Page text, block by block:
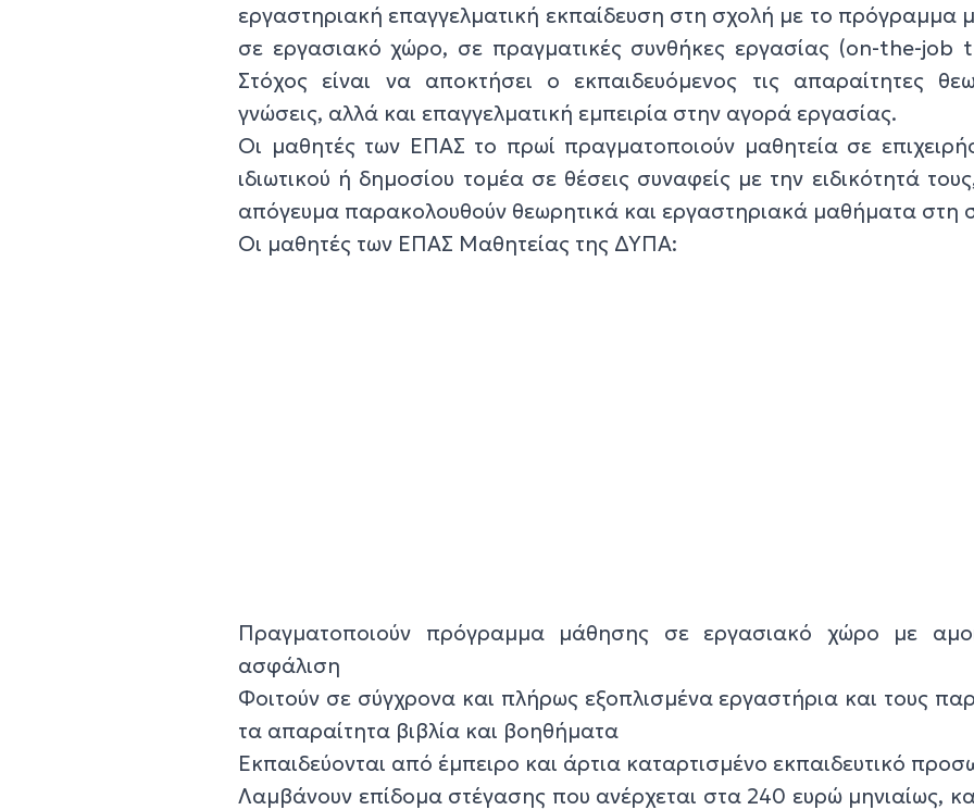
εργαστηριακή επαγγελματική εκπαίδευση στη σχολή με το πρόγραμμα
σε εργασιακό χώρο, σε πραγματικές συνθήκες εργασίας (on-the-job
Στόχος είναι να αποκτήσει ο εκπαιδευόμενος τις απαραίτητες
γνώσεις, αλλά και επαγγελματική εμπειρία στην αγορά εργασίας.
Οι μαθητές των ΕΠΑΣ το πρωί πραγματοποιούν μαθητεία σε
ιδιωτικού ή δημοσίου τομέα σε θέσεις συναφείς με την ειδικότητά
απόγευμα παρακολουθούν θεωρητικά και εργαστηριακά μαθήματα στη
Οι μαθητές των ΕΠΑΣ Μαθητείας της ΔΥΠΑ:
Πραγματοποιούν πρόγραμμα μάθησης σε εργασιακό χώρο με
ασφάλιση
Φοιτούν σε σύγχρονα και πλήρως εξοπλισμένα εργαστήρια και τους
τα απαραίτητα βιβλία και βοηθήματα
Εκπαιδεύονται από έμπειρο και άρτια καταρτισμένο εκπαιδευτικό
Λαμβάνουν επίδομα στέγασης που ανέρχεται στα 240 ευρώ μηνιαίως,